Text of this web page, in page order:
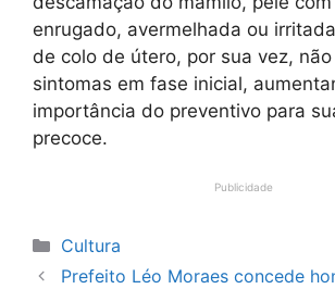
enrugado, avermelhada ou
de colo de útero, por sua vez,
sintomas em fase inicial,
importância do preventivo para
precoce.
Publicidade
Categorias
Cultura
Prefeito Léo Moraes concede